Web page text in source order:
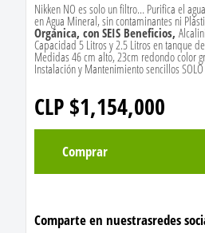
Nikken NO es solo un filtro… Purifica el
en Agua Mineral, sin contaminantes ni
Orgánica, con SEIS Beneficios,
Capacidad 5 Litros y 2.5 Litros en tanque
Medidas 46 cm alto, 23cm redondo color
Instalación y Mantenimiento sencillos SOLO
CLP $1,154,000
Comprar
Comparte en nuestrasredes